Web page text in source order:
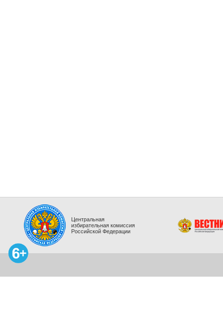
Центральная
избирательная комиссия
Российской Федерации